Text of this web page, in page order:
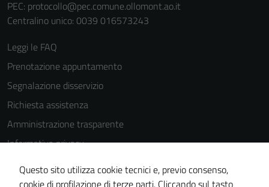
PEC: protocollo@pec.comune.ollomont.ao.it
Centralino unico: 0039 016573243
Leggi le FAQ
Prenotazione appuntamento
Segnalazione disservizio
Richiesta assistenza
Amministrazione trasparente
Informativa privacy
Cookie Policy
Note legali
Questo sito utilizza cookie tecnici e, previo consenso,
cookie di profilazione di terze parti. Cliccando sul tasto